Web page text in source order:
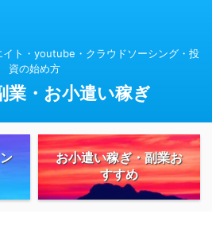
イト・youtube・クラウドソーシング・投
資の始め方
業・お小遣い稼ぎ
お小遣い稼ぎ・副業お
すすめ